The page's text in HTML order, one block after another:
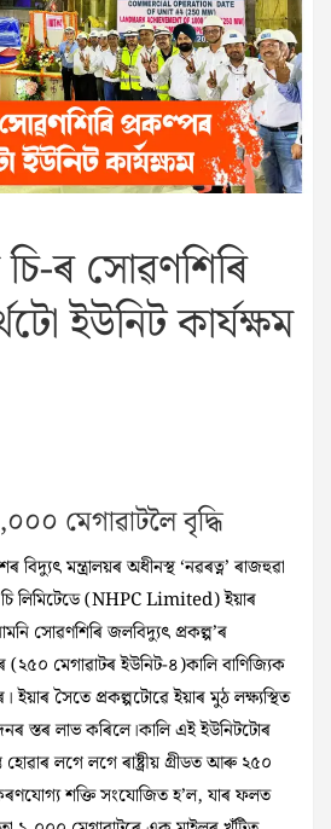
ৰ সোৱণশিৰি
ইউনিট কাৰ্যক্ষম
মেগাৱাটলৈ বৃদ্ধি
বিদ্যুৎ মন্ত্ৰালয়ৰ অধীনস্থ ‘নৱৰত্ন’ ৰাজহুৱা
চি লিমিটেডে (NHPC Limited) ইয়াৰ
সোৱণশিৰি জলবিদ্যুৎ প্ৰকল্প’ৰ
মেগাৱাটৰ ইউনিট-৪)কালি বাণিজ্যিক
সৈতে প্ৰকল্পটোৱে ইয়াৰ মুঠ লক্ষ্যস্থিত
স্তৰ লাভ কৰিলে।কালি এই ইউনিটটোৰ
লগে লগে ৰাষ্ট্ৰীয় গ্ৰীডত আৰু ২৫০
শক্তি সংযোজিত হ’ল, যাৰ ফলত